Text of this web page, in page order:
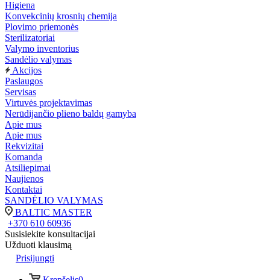
Higiena
Konvekcinių krosnių chemija
Plovimo priemonės
Sterilizatoriai
Valymo inventorius
Sandėlio valymas
Akcijos
Paslaugos
Servisas
Virtuvės projektavimas
Nerūdijančio plieno baldų gamyba
Apie mus
Apie mus
Rekvizitai
Komanda
Atsiliepimai
Naujienos
Kontaktai
SANDĖLIO VALYMAS
BALTIC MASTER
+370 610 60936
Susisiekite konsultacijai
Užduoti klausimą
Prisijungti